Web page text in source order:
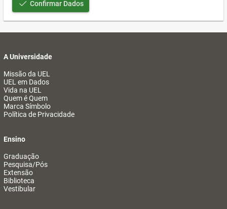
Confirmar Dados
A Universidade
Missão da UEL
UEL em Dados
Vida na UEL
Quem é Quem
Marca Símbolo
Política de Privacidade
Ensino
Graduação
Pesquisa/Pós
Extensão
Biblioteca
Vestibular